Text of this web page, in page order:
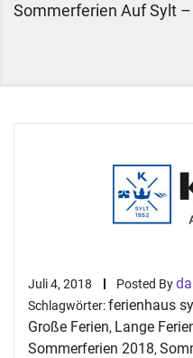
Sommerferien Auf Sylt
Juli 4, 2018 Posted By
Schlagwörter:ferienhaus
Große Ferien, Lange
Sommerferien 2018,